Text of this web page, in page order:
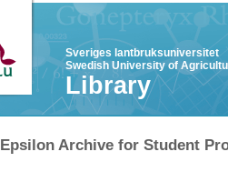
Sveriges lantbruksuniversitet
Swedish University of
Library
Epsilon Archive for Student